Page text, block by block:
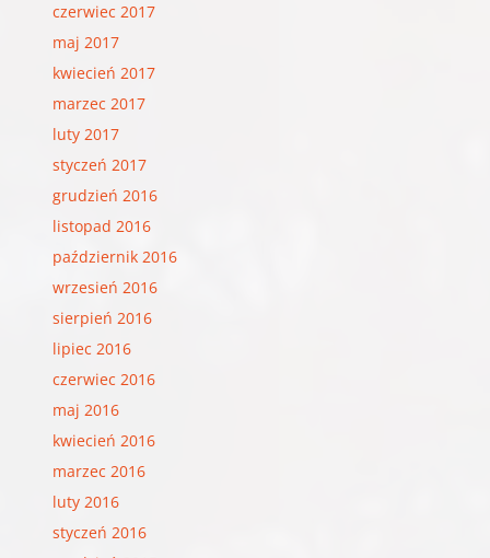
czerwiec 2017
maj 2017
kwiecień 2017
marzec 2017
luty 2017
styczeń 2017
grudzień 2016
listopad 2016
październik 2016
wrzesień 2016
sierpień 2016
lipiec 2016
czerwiec 2016
maj 2016
kwiecień 2016
marzec 2016
luty 2016
styczeń 2016